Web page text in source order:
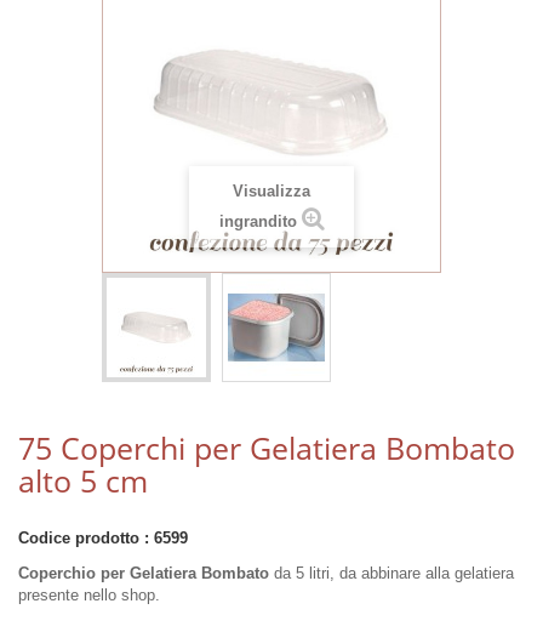
Visualizza
ingrandito
75 Coperchi per Gelatiera Bombato
alto 5 cm
Codice prodotto : 6599
Coperchio per Gelatiera Bombato da 5 litri, da abbinare alla gelatiera
presente nello shop.